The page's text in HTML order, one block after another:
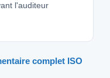
l'auditeur
complet ISO